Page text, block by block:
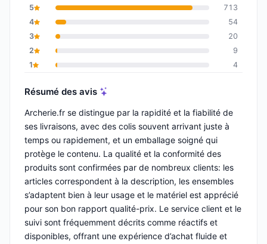
5
713
4
54
3
20
2
9
1
4
Résumé des avis
Archerie.fr se distingue par la rapidité et la fiabilité de
ses livraisons, avec des colis souvent arrivant juste à
temps ou rapidement, et un emballage soigné qui
protège le contenu. La qualité et la conformité des
produits sont confirmées par de nombreux clients: les
articles correspondent à la description, les ensembles
s’adaptent bien à leur usage et le matériel est apprécié
pour son bon rapport qualité-prix. Le service client et le
suivi sont fréquemment décrits comme réactifs et
disponibles, offrant une expérience d’achat fluide et